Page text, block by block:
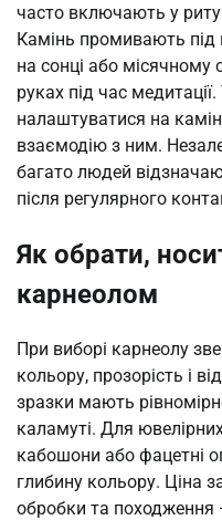
часто включають у
Камінь промивають
на сонці або місячному
руках під час
налаштуватися на
взаємодію з ним.
багато людей
після регулярного
Як обрати,
карнеолом
При виборі карнеолу
кольору, прозорість і
зразки мають
каламуті. Для
кабошони або фацетні
глибину кольору. Ціна
обробки та походження